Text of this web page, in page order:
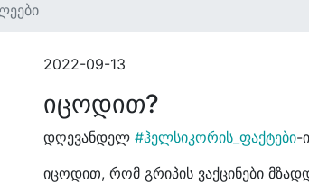
2022-09-13
იცოდით?
დღევანდელ #ჰელსიკორის_ფაქტები-
იცოდით, რომ გრიპის ვაქცინები